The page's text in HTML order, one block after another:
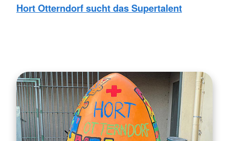
Hort Otterndorf sucht das Supertalent